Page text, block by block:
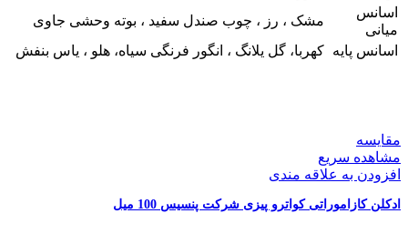
اسانس
میانی
مشک ، رز ، چوب صندل سفید ، بوته وحشی جاوی
اسانس پایه کهربا، گل یلانگ ، انگور فرنگی سیاه، هلو ، یاس بنفش
مقایسه
مشاهده سریع
افزودن به علاقه مندی
ادکلن کازاموراتی کواترو پیزی شرکت پنسیس 100 میل